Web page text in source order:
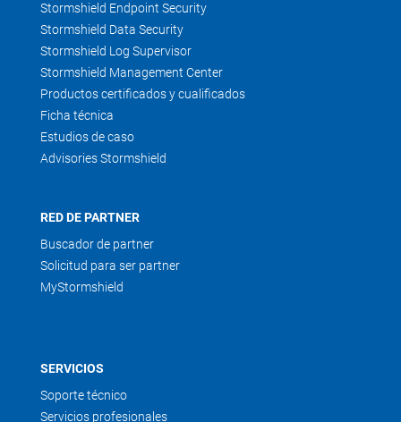
Stormshield Endpoint Security
Stormshield Data Security
Stormshield Log Supervisor
Stormshield Management Center
Productos certificados y cualificados
Ficha técnica
Estudios de caso
Advisories Stormshield
RED DE PARTNER
Buscador de partner
Solicitud para ser partner
MyStormshield
SERVICIOS
Soporte técnico
Servicios profesionales